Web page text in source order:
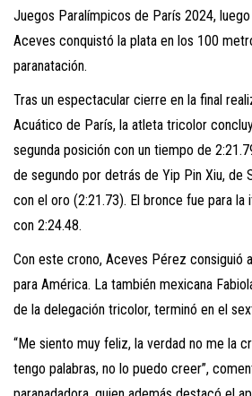
Juegos Paralímpicos de París 2024,
Aceves conquistó la plata en los 100
paranatación.
Tras un espectacular cierre en la final
Acuático de París, la atleta tricolor
segunda posición con un tiempo de
de segundo por detrás de Yip Pin Xiu, de
con el oro (2:21.73). El bronce fue para la
con 2:24.48.
Con este crono, Aceves Pérez consiguió
para América. La también mexicana
de la delegación tricolor, terminó en el
“Me siento muy feliz, la verdad no me la
tengo palabras, no lo puedo creer”,